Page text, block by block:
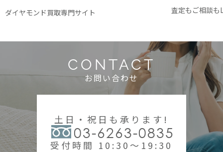
ダイヤモンド買取専門サイト 査定もご相談も
CONTACT
お問い合わせ
土日・祝日も承ります!
03-6263-0835
受付時間 10:30～19:30